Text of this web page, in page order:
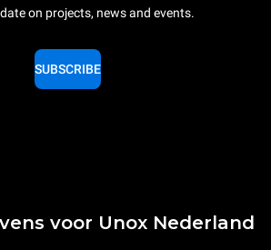
on projects, news and events.
SUBSCRIBE
voor Unox Nederland